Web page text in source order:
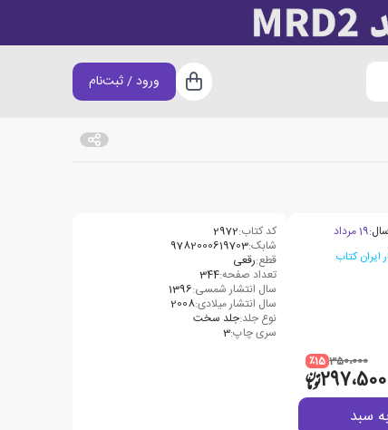
سبد خرید
ورود / ثبت‌نام
19 مرداد
350،000 ٪15
297،500
سبد
کد کتاب:2972
شابک:9782000619703
قطع:رقعی
تعداد صفحه:344
سال انتشار شمسی:1396
سال انتشار میلادی:2008
نوع جلد:جلد سخت
سری چاپ:3